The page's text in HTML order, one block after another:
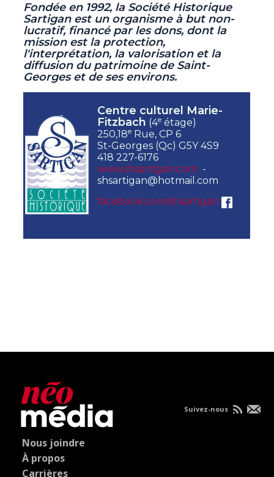
Fondée en 1992, la Société Historique
Sartigan est un organisme à but non-
lucratif, financé par les dons, dont la
mission est la protection,
l'interprétation, la valorisation et la
diffusion du patrimoine de Saint-
Georges et de ses environs.
Centre culturel Marie-
Fitzbach (4e étage)
250,18e Rue, CP 6
St-Georges (Qc) G5Y 4S9
418 227-6176
www.shsartigan.com -
shsartigan@hotmail.com
facebook.com/shsartigan
Nous joindre
À propos
Carrières
Suivez-nous